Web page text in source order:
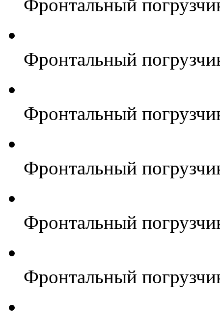
Фронтальный
Фронтальный
Фронтальный
Фронтальный
Фронтальный
Фронтальный